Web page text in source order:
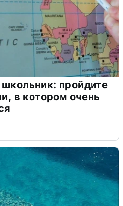
пройдите
в котором очень